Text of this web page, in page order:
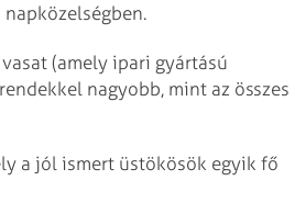
(amely ipari gyártású
nagyobb, mint az összes
a jól ismert üstökösök egyik fő